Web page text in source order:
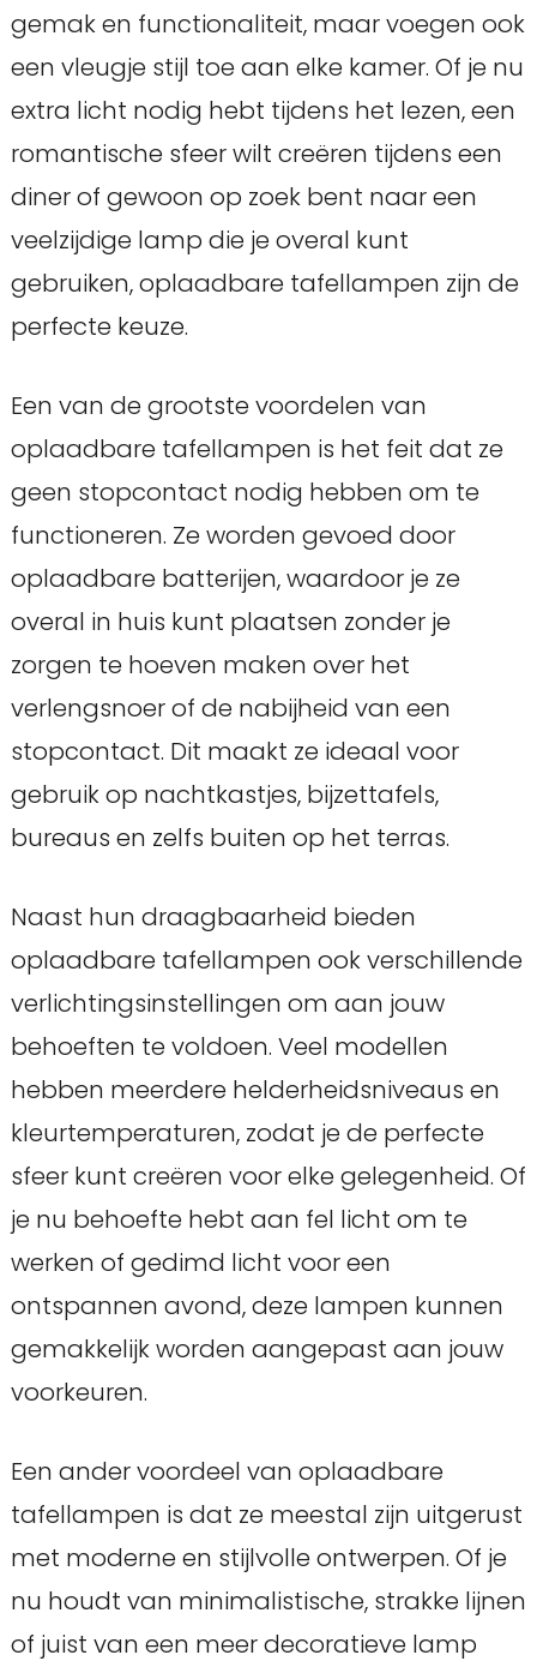
gemak en functionaliteit, maar voegen ook
een vleugje stijl toe aan elke kamer. Of je nu
extra licht nodig hebt tijdens het lezen, een
romantische sfeer wilt creëren tijdens een
diner of gewoon op zoek bent naar een
veelzijdige lamp die je overal kunt
gebruiken, oplaadbare tafellampen zijn de
perfecte keuze.
Een van de grootste voordelen van
oplaadbare tafellampen is het feit dat ze
geen stopcontact nodig hebben om te
functioneren. Ze worden gevoed door
oplaadbare batterijen, waardoor je ze
overal in huis kunt plaatsen zonder je
zorgen te hoeven maken over het
verlengsnoer of de nabijheid van een
stopcontact. Dit maakt ze ideaal voor
gebruik op nachtkastjes, bijzettafels,
bureaus en zelfs buiten op het terras.
Naast hun draagbaarheid bieden
oplaadbare tafellampen ook verschillende
verlichtingsinstellingen om aan jouw
behoeften te voldoen. Veel modellen
hebben meerdere helderheidsniveaus en
kleurtemperaturen, zodat je de perfecte
sfeer kunt creëren voor elke gelegenheid. Of
je nu behoefte hebt aan fel licht om te
werken of gedimd licht voor een
ontspannen avond, deze lampen kunnen
gemakkelijk worden aangepast aan jouw
voorkeuren.
Een ander voordeel van oplaadbare
tafellampen is dat ze meestal zijn uitgerust
met moderne en stijlvolle ontwerpen. Of je
nu houdt van minimalistische, strakke lijnen
of juist van een meer decoratieve lamp